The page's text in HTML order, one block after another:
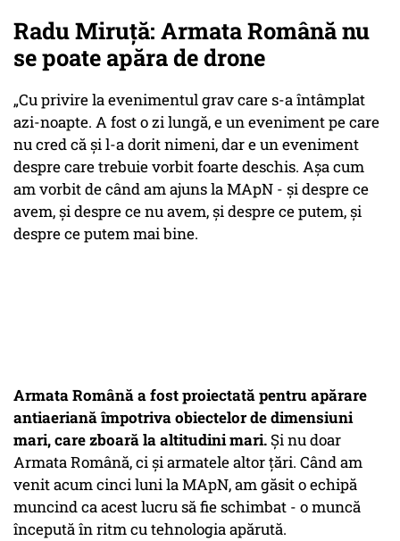
Radu Miruță: Armata Română nu
se poate apăra de drone
„Cu privire la evenimentul grav care s-a întâmplat
azi-noapte. A fost o zi lungă, e un eveniment pe care
nu cred că și l-a dorit nimeni, dar e un eveniment
despre care trebuie vorbit foarte deschis. Așa cum
am vorbit de când am ajuns la MApN - și despre ce
avem, și despre ce nu avem, și despre ce putem, și
despre ce putem mai bine.
Armata Română a fost proiectată pentru apărare
antiaeriană împotriva obiectelor de dimensiuni
mari, care zboară la altitudini mari. Și nu doar
Armata Română, ci și armatele altor țări. Când am
venit acum cinci luni la MApN, am găsit o echipă
muncind ca acest lucru să fie schimbat - o muncă
începută în ritm cu tehnologia apărută.